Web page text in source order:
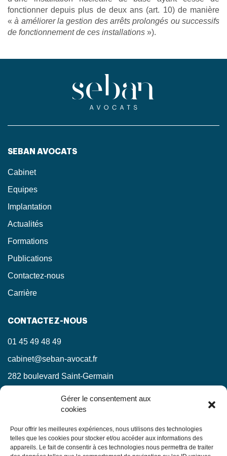
Gérer le consentement aux
cookies
Pour offrir les meilleures expériences, nous utilisons des technologies
telles que les cookies pour stocker et/ou accéder aux informations des
appareils. Le fait de consentir à ces technologies nous permettra de traiter
fonctionner depuis plus de deux ans (art. 10) de manière
«à améliorer la gestion des arrêts prolongés ou successifs
de fonctionnement de ces installations »).
SEBAN AVOCATS
Cabinet
Equipes
Implantation
Actualités
Formations
Publications
Contactez-nous
Carrière
CONTACTEZ-NOUS
01 45 49 48 49
cabinet@seban-avocat.fr
282 boulevard Saint-Germain
RESTEZ INFORMÉS !
Ne manquez pas nos actualités juridiques.